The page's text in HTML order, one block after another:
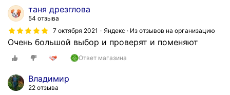
таня дрезглова
54 отзыва
7 октября 2021
Яндекс · Из отзывов на организацию
Очень большой выбор и проверят и поменяют
Ответ магазина
Владимир
22 отзыва